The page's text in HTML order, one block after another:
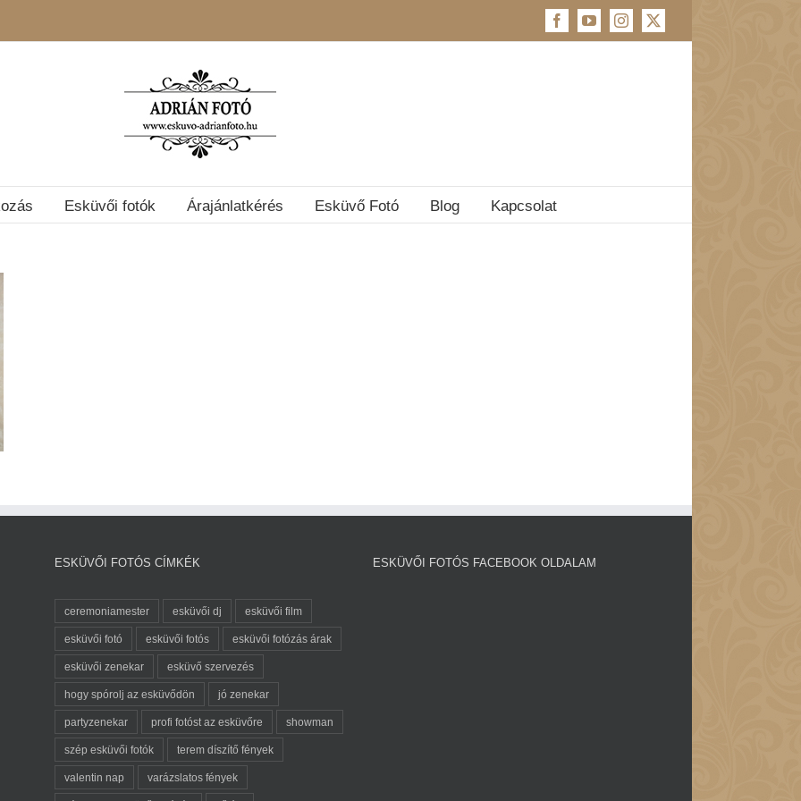
FacebookYouTubeInstagram
X
Esküvői fotók Árajánlatkérés Esküvő Fotó Blog Kapcsolat
ESKÜVŐI FOTÓS CÍMKÉK
ceremoniamester esküvői dj esküvői film
esküvői fotó esküvői fotós esküvői fotózás árak
esküvői zenekar esküvő szervezés
hogy spórolj az esküvődön jó zenekar
partyzenekar profi fotóst az esküvőre showman
szép esküvői fotók terem díszítő fények
valentin nap varázslatos fények
ESKÜVŐI FOTÓS FACEBOOK OLDALAM